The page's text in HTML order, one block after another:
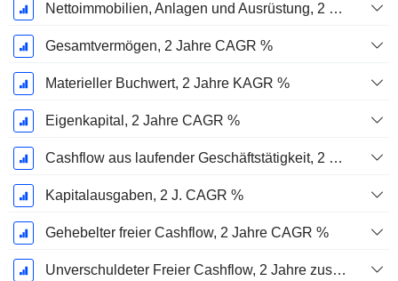
Nettoimmobilien, Anlagen und Ausrüstung, 2 Jahre. CAGR %
Gesamtvermögen, 2 Jahre CAGR %
Materieller Buchwert, 2 Jahre KAGR %
Eigenkapital, 2 Jahre CAGR %
Cashflow aus laufender Geschäftstätigkeit, 2 Jahre CAGR %
Kapitalausgaben, 2 J. CAGR %
Gehebelter freier Cashflow, 2 Jahre CAGR %
Unverschuldeter Freier Cashflow, 2 Jahre zusammengesetzte jährliche Wachstumsrate %